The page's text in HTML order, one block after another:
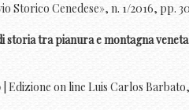
Storico Cenedese», n. 1/2016, pp.
storia tra pianura e montagna veneta
| Edizione on line Luis Carlos Barbato,